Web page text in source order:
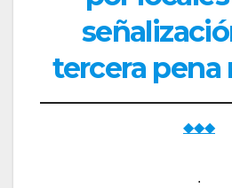
tercera pena
◆◆◆
.